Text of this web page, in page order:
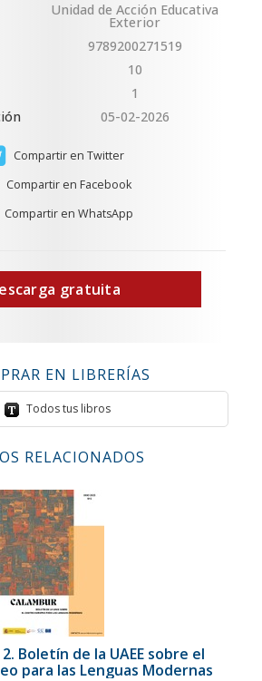
Unidad de Acción Educativa
Exterior
9789200271519
10
1
05-02-2026
Compartir en Twitter
Compartir en Facebook
Compartir en WhatsApp
gratuita
EN LIBRERÍAS
Todos tus libros
RELACIONADOS
Boletín de la UAEE sobre el
para las Lenguas Modernas